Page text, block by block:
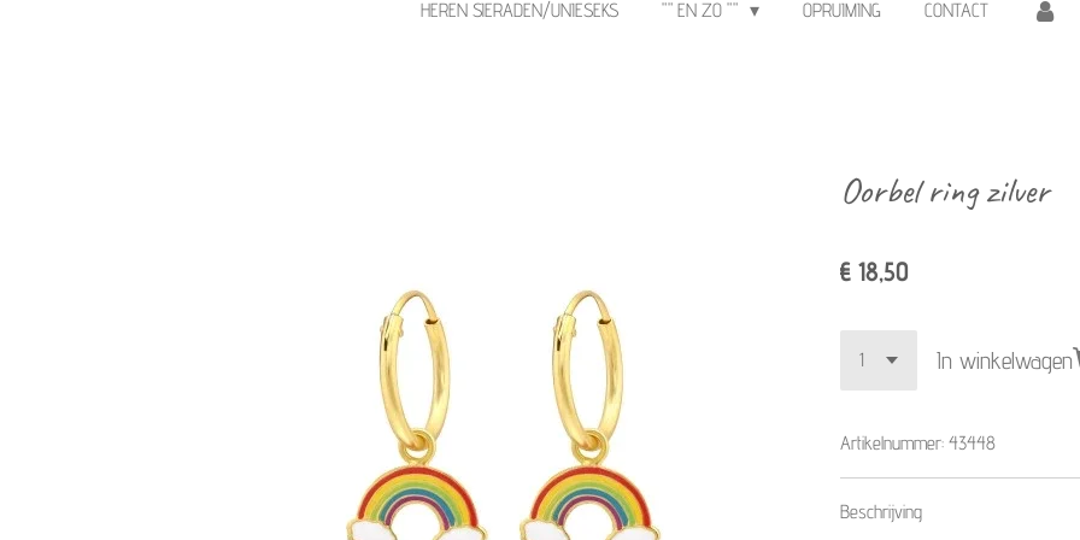
HEREN SIERADEN/UNIESEKS "" EN ZO "" OPRUIMING CONTACT
Oorbel ring zilver
€ 18,50
In winkelwagen
Artikelnummer: 43448
Beschrijving